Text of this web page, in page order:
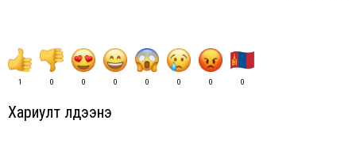
1 0 0 0 0 0 0 0
Хариулт үлдээнэ үү